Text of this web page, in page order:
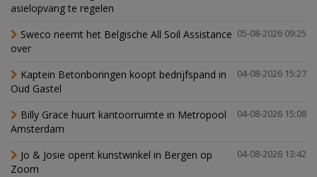
asielopvang te regelen
05-08-2026 09:25
Sweco neemt het Belgische All Soil Assistance
over
04-08-2026 15:27
Kaptein Betonboringen koopt bedrijfspand in
Oud Gastel
04-08-2026 15:08
Billy Grace huurt kantoorruimte in Metropool
Amsterdam
04-08-2026 13:42
Jo & Josie opent kunstwinkel in Bergen op
Zoom